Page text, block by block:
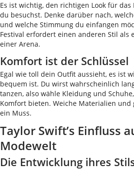
Es ist wichtig, den richtigen Look für das
du besuchst. Denke darüber nach,
und welche Stimmung du einfangen
Festival erfordert einen anderen Stil als
einer Arena.
Komfort ist der Schlüssel
Egal wie toll dein Outfit aussieht, es ist
bequem ist. Du wirst wahrscheinlich
tanzen, also wähle Kleidung und
Komfort bieten. Weiche Materialien und
ein Muss.
Taylor Swift’s Einfluss
Modewelt
Die Entwicklung ihres